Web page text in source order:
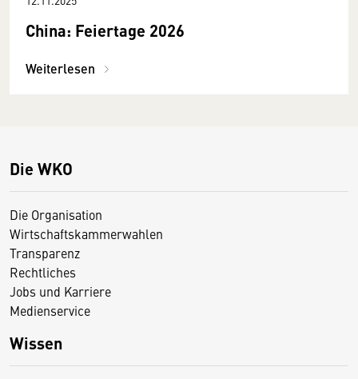
China: Feiertage 2026
Weiterlesen
Die WKO
Die Organisation
Wirtschaftskammerwahlen
Transparenz
Rechtliches
Jobs und Karriere
Medienservice
Wissen